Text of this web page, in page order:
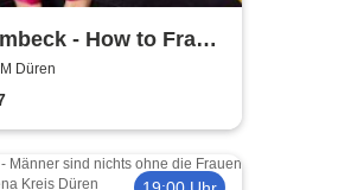
- How to Frau
nach dem
gefragt hat
Düren